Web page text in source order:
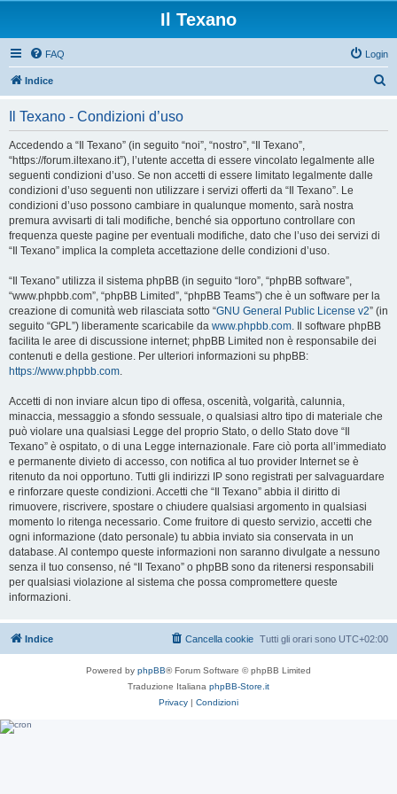
Il Texano
FAQ Login
Indice
Il Texano - Condizioni d’uso
Accedendo a “Il Texano” (in seguito “noi”, “nostro”, “Il Texano”,
“https://forum.iltexano.it”), l’utente accetta di essere vincolato legalmente alle
seguenti condizioni d’uso. Se non accetti di essere limitato legalmente dalle
condizioni d’uso seguenti non utilizzare i servizi offerti da “Il Texano”. Le
condizioni d’uso possono cambiare in qualunque momento, sarà nostra
premura avvisarti di tali modifiche, benché sia opportuno controllare con
frequenza queste pagine per eventuali modifiche, dato che l’uso dei servizi di
“Il Texano” implica la completa accettazione delle condizioni d’uso.
“Il Texano” utilizza il sistema phpBB (in seguito “loro”, “phpBB software”,
“www.phpbb.com”, “phpBB Limited”, “phpBB Teams”) che è un software per la
creazione di comunità web rilasciata sotto “GNU General Public License v2” (in
seguito “GPL”) liberamente scaricabile da www.phpbb.com. Il software phpBB
facilita le aree di discussione internet; phpBB Limited non è responsabile dei
contenuti e della gestione. Per ulteriori informazioni su phpBB:
https://www.phpbb.com.
Accetti di non inviare alcun tipo di offesa, oscenità, volgarità, calunnia,
minaccia, messaggio a sfondo sessuale, o qualsiasi altro tipo di materiale che
può violare una qualsiasi Legge del proprio Stato, o dello Stato dove “Il
Texano” è ospitato, o di una Legge internazionale. Fare ciò porta all’immediato
e permanente divieto di accesso, con notifica al tuo provider Internet se è
ritenuto da noi opportuno. Tutti gli indirizzi IP sono registrati per salvaguardare
e rinforzare queste condizioni. Accetti che “Il Texano” abbia il diritto di
rimuovere, riscrivere, spostare o chiudere qualsiasi argomento in qualsiasi
momento lo ritenga necessario. Come fruitore di questo servizio, accetti che
ogni informazione (dato personale) tu abbia inviato sia conservata in un
database. Al contempo queste informazioni non saranno divulgate a nessuno
senza il tuo consenso, né “Il Texano” o phpBB sono da ritenersi responsabili
per qualsiasi violazione al sistema che possa compromettere queste
informazioni.
Indice Tutti gli orari sono UTC+02:00
Cancella cookie
Powered by phpBB® Forum Software © phpBB Limited
Traduzione Italiana phpBB-Store.it
Privacy | Condizioni